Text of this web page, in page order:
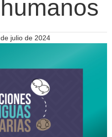
julio de 2024